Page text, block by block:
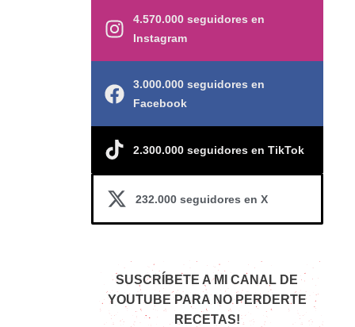
4.570.000 seguidores en
Instagram
3.000.000 seguidores en
Facebook
2.300.000 seguidores en TikTok
232.000 seguidores en X
SUSCRÍBETE A MI CANAL DE
YOUTUBE PARA NO PERDERTE
RECETAS!